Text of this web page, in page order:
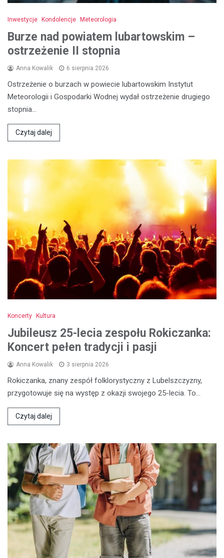
Inwestycje Kondolencje Meteorologia
Burze nad powiatem lubartowskim –
ostrzeżenie II stopnia
Anna Kowalik 6 sierpnia 2026
Ostrzeżenie o burzach w powiecie lubartowskim Instytut
Meteorologii i Gospodarki Wodnej wydał ostrzeżenie drugiego
stopnia…
Czytaj dalej
Koncerty Kultura
Jubileusz 25-lecia zespołu Rokiczanka:
Koncert pełen tradycji i pasji
Anna Kowalik 3 sierpnia 2026
Rokiczanka, znany zespół folklorystyczny z Lubelszczyzny,
przygotowuje się na występ z okazji swojego 25-lecia. To…
Czytaj dalej